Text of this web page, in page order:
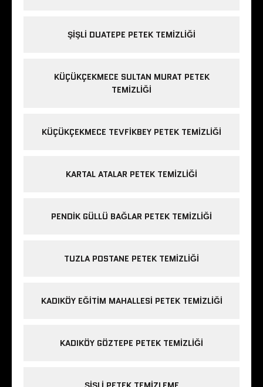
ŞIŞLI DUATEPE PETEK TEMIZLIĞI
KÜÇÜKÇEKMECE SULTAN MURAT PETEK
TEMIZLIĞI
KÜÇÜKÇEKMECE TEVFIKBEY PETEK TEMIZLIĞI
KARTAL ATALAR PETEK TEMIZLIĞI
PENDIK GÜLLÜ BAĞLAR PETEK TEMIZLIĞI
TUZLA POSTANE PETEK TEMIZLIĞI
KADIKÖY EĞITIM MAHALLESI PETEK TEMIZLIĞI
KADIKÖY GÖZTEPE PETEK TEMIZLIĞI